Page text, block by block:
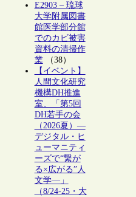
E2903 – 琉球
大学附属図書
館医学部分館
でのカビ被害
資料の清掃作
業（38）
【イベント】
人間文化研究
機構DH推進
室、「第5回
DH若手の会
（2026夏）―
デジタル・ヒ
ューマニティ
ーズで“繋が
る×広がる”人
文学―」
（8/24-25・大